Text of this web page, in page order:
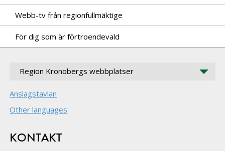
Webb-tv från regionfullmäktige
För dig som är förtroendevald
Region Kronobergs webbplatser
Anslagstavlan
Other languages
KONTAKT